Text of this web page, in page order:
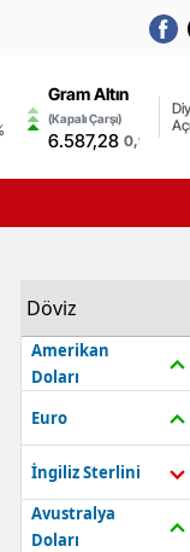
Gram Altın
(Kapalı Çarşı)
6.587,28 0,99%
Döviz
Amerikan
Doları
Euro
İngiliz Sterlini
Avustralya
Doları